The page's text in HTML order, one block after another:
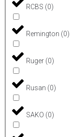
RCBS (0)
Remington (0)
Ruger (0)
Rusan (0)
SAKO (0)